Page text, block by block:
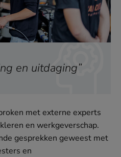
en uitdaging”
met externe experts
en werkgeverschap.
gesprekken geweest met
en